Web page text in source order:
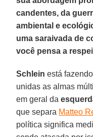
candentes, da
ambiental e
uma saraivada de
você pensa a
Schlein está
unidas as almas
em geral da
que separa Matteo
política significa